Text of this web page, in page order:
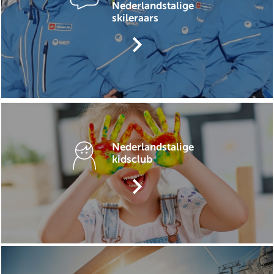
Nederlandstalige
skileraars
keyboard_arrow_right
Nederlandstalige
kidsclub
keyboard_arrow_right